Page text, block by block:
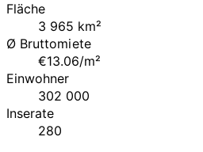
Fläche
3 965 km²
Ø Bruttomiete
€13.06/m²
Einwohner
302 000
Inserate
280